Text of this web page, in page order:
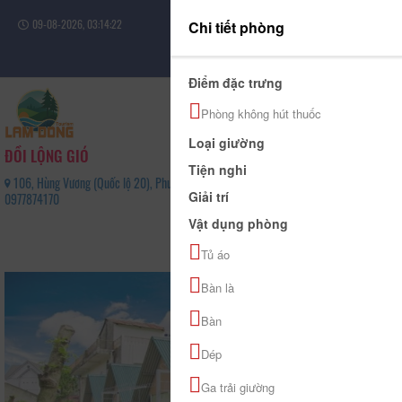
09-08-2026, 03:14:23
Đăng nhập
ĐỒI LỘNG GIÓ
106, Hùng Vương (Quốc lộ 20), Phường Xuân Trường - Đà Lạt, Tỉnh Lâm Đồng -
0977874170
Chi tiết phòng
Điểm đặc trưng
Phòng không hút thuốc
Loại giường
Tiện nghi
Giải trí
Vật dụng phòng
Tủ áo
Bàn là
Bàn
Dép
Ga trải giường